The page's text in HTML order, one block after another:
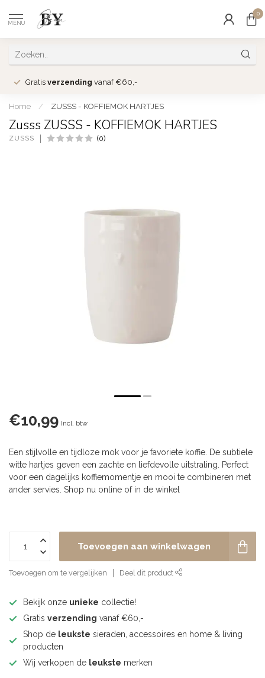
MENU
0
Gratis verzending vanaf €60,-
Home / ZUSSS - KOFFIEMOK HARTJES
Zusss ZUSSS - KOFFIEMOK HARTJES
ZUSSS (0)
€10,99 Incl. btw
Een stijlvolle en tijdloze mok voor je favoriete koffie. De subtiele
witte hartjes geven een zachte en liefdevolle uitstraling. Perfect
voor een dagelijks koffiemomentje en mooi te combineren met
ander servies. Shop nu online of in de winkel
Toevoegen aan winkelwagen
Toevoegen om te vergelijken Deel dit product
Bekijk onze unieke collectie!
Gratis verzending vanaf €60,-
Shop de leukste sieraden, accessoires en home & living
producten
Wij verkopen de leukste merken